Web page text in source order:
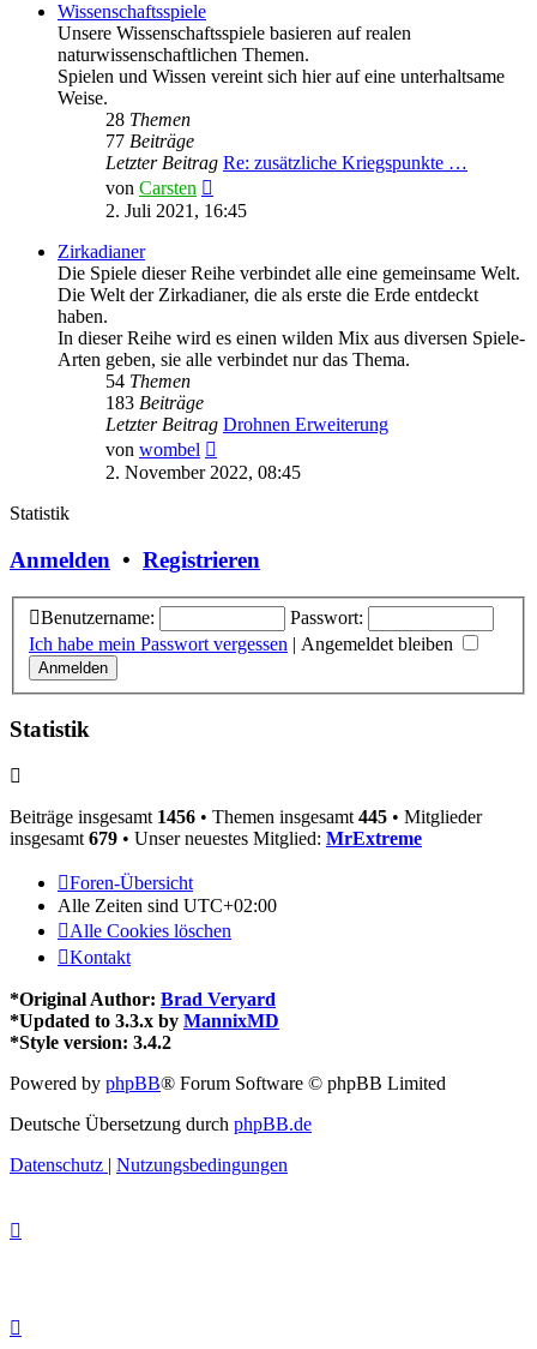
Wissenschaftsspiele
Unsere Wissenschaftsspiele basieren auf realen
naturwissenschaftlichen Themen.
Spielen und Wissen vereint sich hier auf eine unterhaltsame
Weise.
28 Themen
77 Beiträge
Letzter Beitrag Re: zusätzliche Kriegspunkte …
von Carsten
Beitrag
2. Juli 2021, 16:45
Zirkadianer
Die Spiele dieser Reihe verbindet alle eine gemeinsame Welt.
Die Welt der Zirkadianer, die als erste die Erde entdeckt
haben.
In dieser Reihe wird es einen wilden Mix aus diversen Spiele-
Arten geben, sie alle verbindet nur das Thema.
54 Themen
183 Beiträge
Letzter Beitrag Drohnen Erweiterung
von wombel
Beitrag
2. November 2022, 08:45
Statistik
Anmelden • Registrieren
Benutzername:
Passwort:
Ich habe mein Passwort vergessen | Angemeldet bleiben
Statistik
Beiträge insgesamt 1456 • Themen insgesamt 445 • Mitglieder
insgesamt 679 • Unser neuestes Mitglied: MrExtreme
Foren-Übersicht
Alle Zeiten sind UTC+02:00
Alle Cookies löschen
Kontakt
*Original Author: Brad Veryard
*Updated to 3.3.x by MannixMD
*Style version: 3.4.2
Powered by phpBB® Forum Software © phpBB Limited
Deutsche Übersetzung durch phpBB.de
Datenschutz | Nutzungsbedingungen